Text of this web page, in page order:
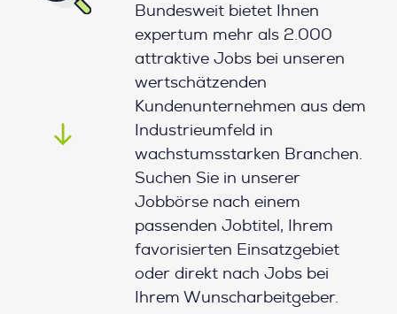
Bundesweit bietet Ihnen
expertum mehr als 2.000
attraktive Jobs bei unseren
wertschätzenden
Kundenunternehmen aus dem
Industrieumfeld in
wachstumsstarken Branchen.
Suchen Sie in unserer
Jobbörse nach einem
passenden Jobtitel, Ihrem
favorisierten Einsatzgebiet
oder direkt nach Jobs bei
Ihrem Wunscharbeitgeber.